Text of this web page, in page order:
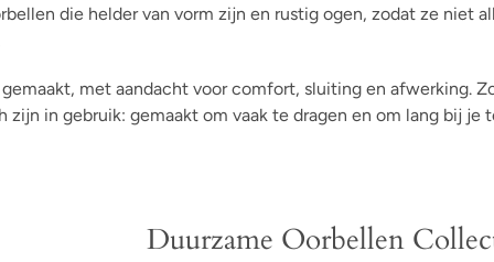
die helder van vorm zijn en rustig ogen, zodat ze niet
met aandacht voor comfort, sluiting en afwerking.
zijn in gebruik: gemaakt om vaak te dragen en om lang bij je
Duurzame Oorbellen